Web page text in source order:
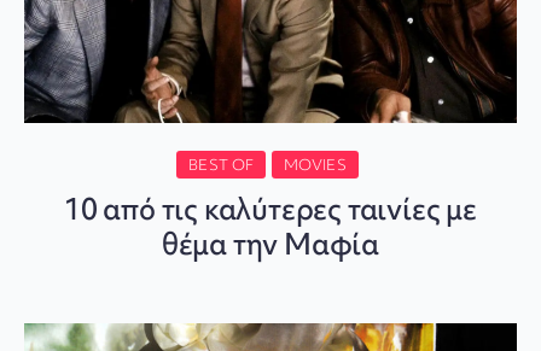
BEST OF MOVIES
10 από τις καλύτερες ταινίες με
θέμα την Μαφία